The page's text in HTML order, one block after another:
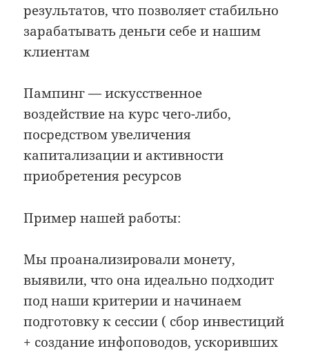
результатов, что позволяет стабильно
зарабатывать деньги себе и нашим
клиентам
Пампинг — искусственное
воздействие на курс чего-либо,
посредством увеличения
капитализации и активности
приобретения ресурсов
Пример нашей работы:
Мы проанализировали монету,
выявили, что она идеально подходит
под наши критерии и начинаем
подготовку к сессии ( сбор инвестиций
+ создание инфоповодов, ускоривших